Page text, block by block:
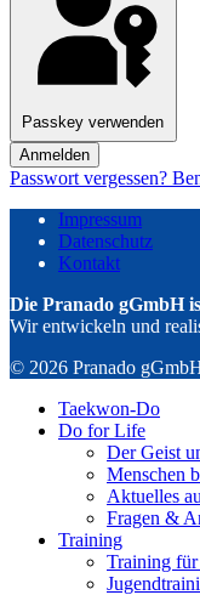
Passkey verwenden
Anmelden
Passwort vergessen?
Impressum
Datenschutz
Kontakt
Die Pranado gGmbH
Wir entwickeln und
© 2026 Pranado
Taekwon-Do
Do for Life
Der Geist
Menschen
Aktuelles
Fragen &
Training
Training